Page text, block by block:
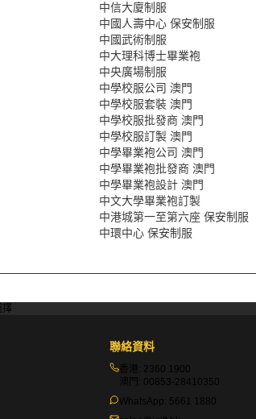
中信大廈制服
中國人壽中心 保安制服
中國武術制服
中大理科博士畢業袍
中央廣場制服
中學校服公司 澳門
中學校服套裝 澳門
中學校服批發商 澳門
中學校服訂製 澳門
中學畢業袍公司 澳門
中學畢業袍批發商 澳門
中學畢業袍設計 澳門
中文大學畢業袍訂製
中港城第一至第六座 保安制服
中環中心 保安制服
擇
聯絡資料
香港: 2360 1900
澳門: 00853-28410350
WhatsApp: 5661 1880